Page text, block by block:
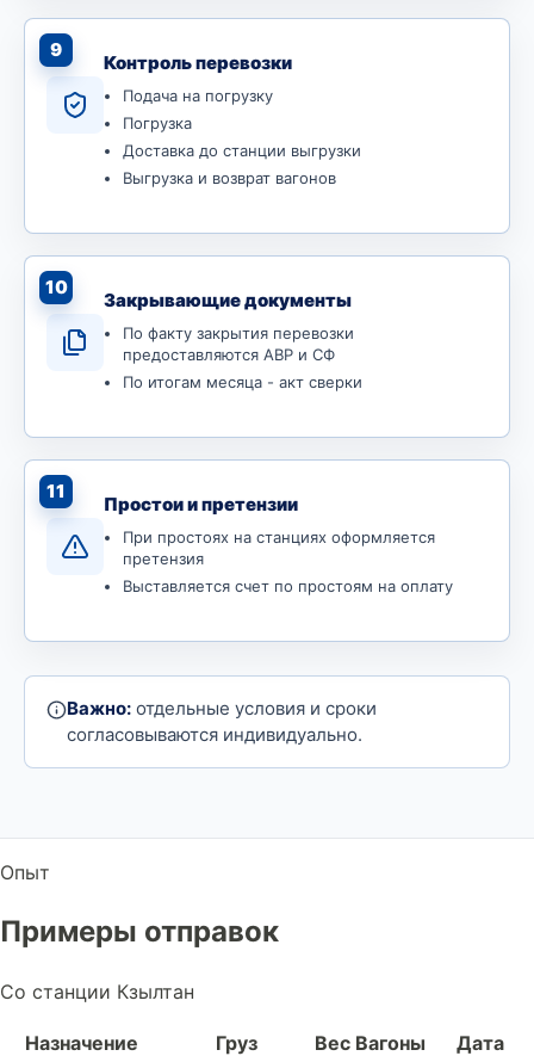
9
Контроль перевозки
Подача на погрузку
Погрузка
Доставка до станции выгрузки
Выгрузка и возврат вагонов
10
Закрывающие документы
По факту закрытия перевозки
предоставляются АВР и СФ
По итогам месяца - акт сверки
11
Простои и претензии
При простоях на станциях оформляется
претензия
Выставляется счет по простоям на оплату
Важно:отдельные условия и сроки
согласовываются индивидуально.
Опыт
Примеры отправок
Со станции Кзылтан
Назначение Груз Вес Вагоны
Дата